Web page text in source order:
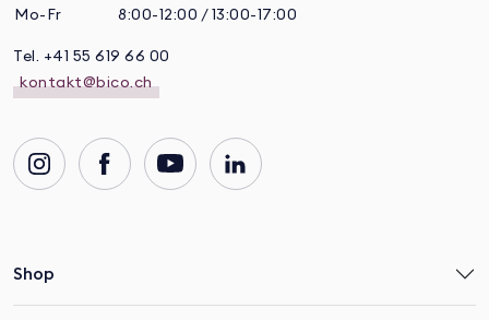
Mo-Fr 8:00-12:00 / 13:00-17:00
Tel. +41 55 619 66 00
kontakt@bico.ch
Shop